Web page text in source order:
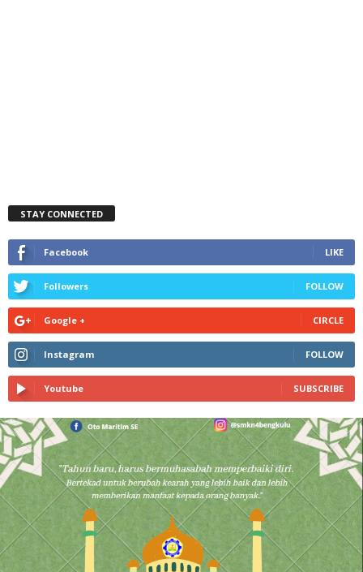
STAY CONNECTED
Facebook LIKE
Followers FOLLOW
Google + CIRCLE
Instagram FOLLOW
Youtube SUBSCRIBE